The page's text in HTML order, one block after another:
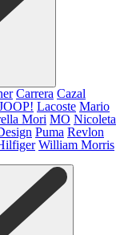
Carrera Cazal
Lacoste Mario
Mori MO Nicoleta
Puma Revlon
William Morris